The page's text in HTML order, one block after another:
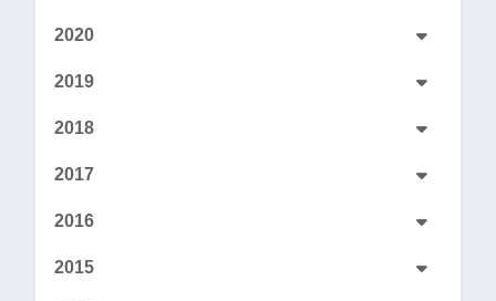
2020
2019
2018
2017
2016
2015